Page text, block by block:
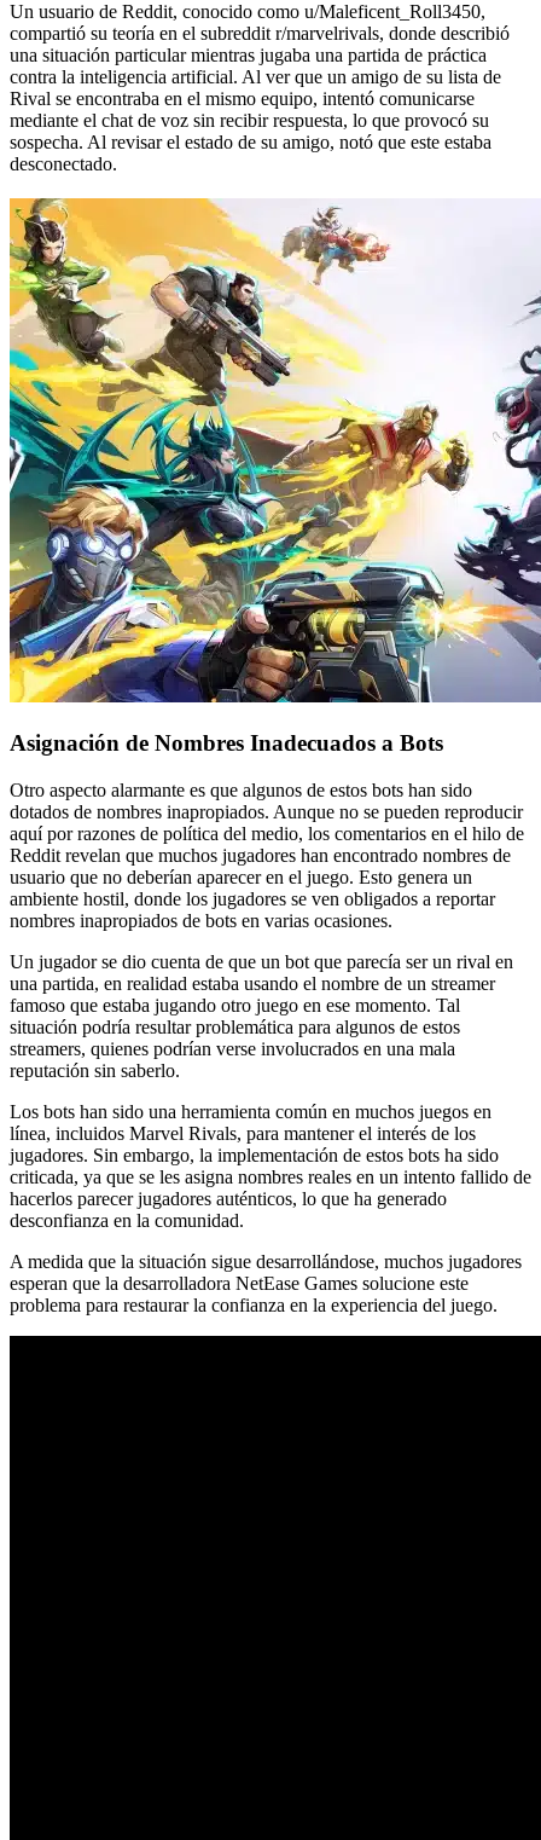
Un usuario de Reddit, conocido como u/Maleficent_Roll3450,
compartió su teoría en el subreddit r/marvelrivals, donde describió
una situación particular mientras jugaba una partida de práctica
contra la inteligencia artificial. Al ver que un amigo de su lista de
Rival se encontraba en el mismo equipo, intentó comunicarse
mediante el chat de voz sin recibir respuesta, lo que provocó su
sospecha. Al revisar el estado de su amigo, notó que este estaba
desconectado.
Asignación de Nombres Inadecuados a Bots
Otro aspecto alarmante es que algunos de estos bots han sido
dotados de nombres inapropiados. Aunque no se pueden reproducir
aquí por razones de política del medio, los comentarios en el hilo de
Reddit revelan que muchos jugadores han encontrado nombres de
usuario que no deberían aparecer en el juego. Esto genera un
ambiente hostil, donde los jugadores se ven obligados a reportar
nombres inapropiados de bots en varias ocasiones.
Un jugador se dio cuenta de que un bot que parecía ser un rival en
una partida, en realidad estaba usando el nombre de un streamer
famoso que estaba jugando otro juego en ese momento. Tal
situación podría resultar problemática para algunos de estos
streamers, quienes podrían verse involucrados en una mala
reputación sin saberlo.
Los bots han sido una herramienta común en muchos juegos en
línea, incluidos Marvel Rivals, para mantener el interés de los
jugadores. Sin embargo, la implementación de estos bots ha sido
criticada, ya que se les asigna nombres reales en un intento fallido de
hacerlos parecer jugadores auténticos, lo que ha generado
desconfianza en la comunidad.
A medida que la situación sigue desarrollándose, muchos jugadores
esperan que la desarrolladora NetEase Games solucione este
problema para restaurar la confianza en la experiencia del juego.